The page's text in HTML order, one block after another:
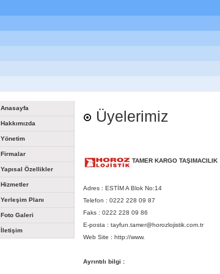
Anasayfa
Hakkımızda
Yönetim
Firmalar
Yapısal Özellikler
Hizmetler
Yerleşim Planı
Foto Galeri
İletişim
Üyelerimiz
TAMER KARGO TAŞIMACILIK
Adres : ESTİM A Blok No:14
Telefon : 0222 228 09 87
Faks : 0222 228 09 86
E-posta : tayfun.tamer@horozlojistik.com.tr
Web Site : http://www.
Ayrıntılı bilgi :